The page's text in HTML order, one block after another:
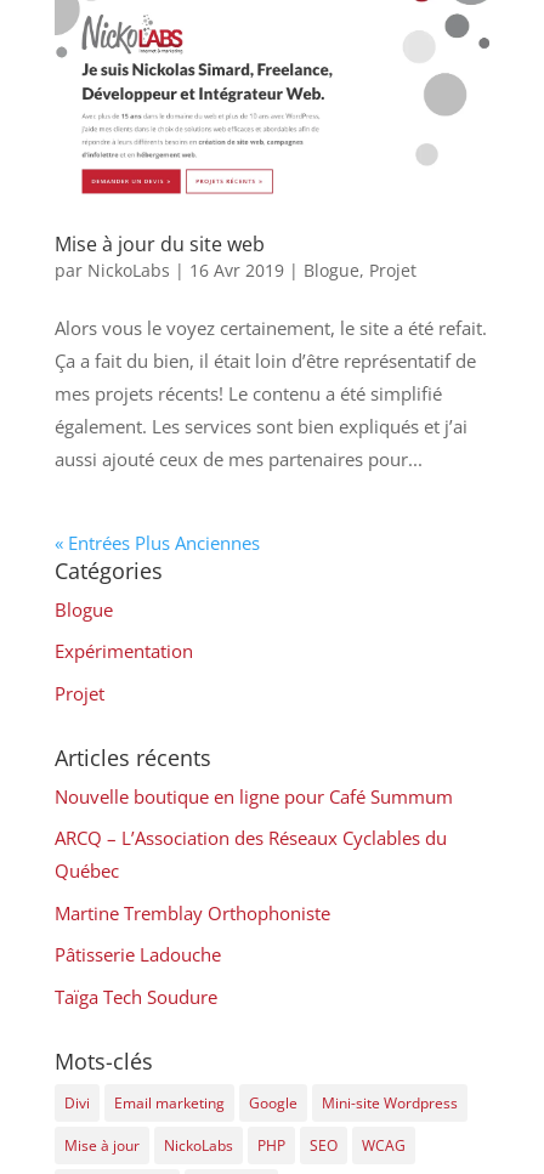
Mise à jour du site web
par NickoLabs | 16 Avr 2019| Blogue, Projet
Alors vous le voyez certainement, le site a été refait.
Ça a fait du bien, il était loin d’être représentatif de
mes projets récents! Le contenu a été simplifié
également. Les services sont bien expliqués et j’ai
aussi ajouté ceux de mes partenaires pour...
« Entrées Plus Anciennes
Catégories
Blogue
Expérimentation
Projet
Articles récents
Nouvelle boutique en ligne pour Café Summum
ARCQ – L’Association des Réseaux Cyclables du
Québec
Martine Tremblay Orthophoniste
Pâtisserie Ladouche
Taïga Tech Soudure
Mots-clés
Divi Email marketing Google Mini-site Wordpress
Mise à jour NickoLabs PHP SEO WCAG